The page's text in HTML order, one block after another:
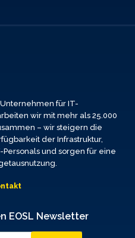
für IT-
wir mit mehr als 25.000
– wir steigern die
der Infrastruktur,
und sorgen für eine
EOSL Newsletter